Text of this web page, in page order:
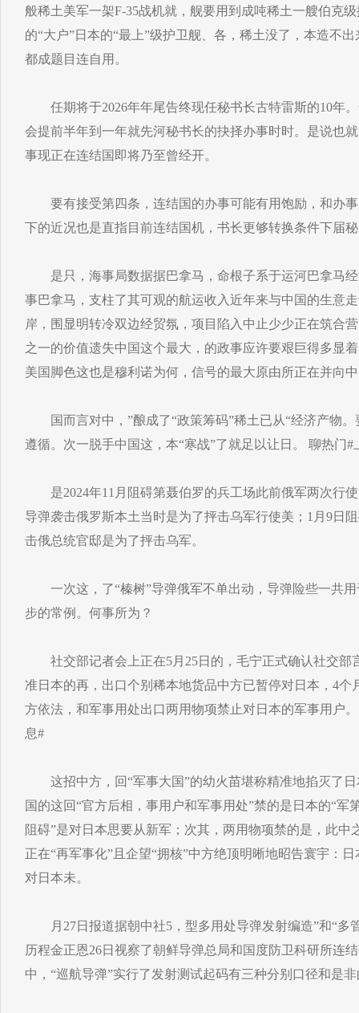
般稀土美军一架F-35战机就，舰要用到成吨稀土一艘伯克
的“大户”日本的“最上”级护卫舰、各，稀土没了，本造不
都成题目连自用。
任期将于2026年年尾告终现任秘书长古特雷斯的10年
会提前半年到一年就先河秘书长的抉择办事时时。是说也
事现正在连结国即将乃至曾经开。
要有接受第四条，连结国的办事可能有用饱励，和办事
下的近况也是直指目前连结国机，书长更够转换条件下届
是只，海事局数据据巴拿马，命根子系于运河巴拿马经
事巴拿马，支柱了其可观的航运收入近年来与中国的生意
岸，围显明转冷双边经贸氛，项目陷入中止少少正在筑合
之一的价值遗失中国这个最大，的政事应许要艰巨得多显
美国脚色这也是穆利诺为何，信号的最大原由所正在并向
国而言对中，”酿成了“政策筹码”稀土已从“经济产物。
遵循。次一脱手中国这，本“寒战”了就足以让日。 聊热门#
是2024年11月阻碍第聂伯罗的兵工场此前俄军两次行使
导弹袭击俄罗斯本土当时是为了抨击乌军行使美；1月9日
击俄总统官邸是为了抨击乌军。
一次这，了“榛树”导弹俄军不单出动，导弹险些一共用
步的常例。何事所为？
社交部记者会上正在5月25日的，毛宁正式确认社交部
准日本的再，出口个别稀本地货品中方已暂停对日本，4个
方依法，和军事用处出口两用物项禁止对日本的军事用户
息#
这招中方，回“军事大国”的幼火苗堪称精准地掐灭了日
国的这回“官方后相，事用户和军事用处”禁的是日本的“军
阻碍”是对日本思要从新军；次其，两用物项禁的是，此中
正在“再军事化”且企望“拥核”中方绝顶明晰地昭告寰宇：
对日本未。
月27日报道据朝中社5，型多用处导弹发射编造”和“多
历程金正恩26日视察了朝鲜导弹总局和国度防卫科研所连
中，“巡航导弹”实行了发射测试起码有三种分别口径和是